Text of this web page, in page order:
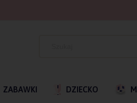
ZABAWKI DZIECKO